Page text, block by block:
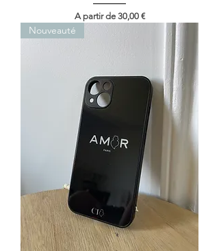
A partir de 30,00 €
Preço promocional
Nouveauté